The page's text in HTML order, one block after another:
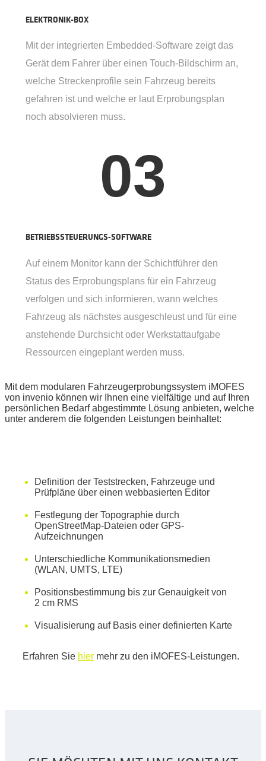
ELEKTRONIK-BOX
Mit der integrierten Embedded-Software zeigt das
Gerät dem Fahrer über einen Touch-Bildschirm an,
welche Streckenprofile sein Fahrzeug bereits
gefahren ist und welche er laut Erprobungsplan
noch absolvieren muss.
03
BETRIEBSSTEUERUNGS-SOFTWARE
Auf einem Monitor kann der Schichtführer den
Status des Erprobungsplans für ein Fahrzeug
verfolgen und sich informieren, wann welches
Fahrzeug als nächstes ausgeschleust und für eine
anstehende Durchsicht oder Werkstattaufgabe
Ressourcen eingeplant werden muss.
Mit dem modularen Fahrzeugerprobungssystem iMOFES
von invenio können wir Ihnen eine vielfältige und auf Ihren
persönlichen Bedarf abgestimmte Lösung anbieten, welche
unter anderem die folgenden Leistungen beinhaltet:
Definition der Teststrecken, Fahrzeuge und
Prüfpläne über einen webbasierten Editor
Festlegung der Topographie durch
OpenStreetMap-Dateien oder GPS-
Aufzeichnungen
Unterschiedliche Kommunikationsmedien
(WLAN, UMTS, LTE)
Positionsbestimmung bis zur Genauigkeit von
2 cm RMS
Visualisierung auf Basis einer definierten Karte
Erfahren Sie hier mehr zu den iMOFES-Leistungen.